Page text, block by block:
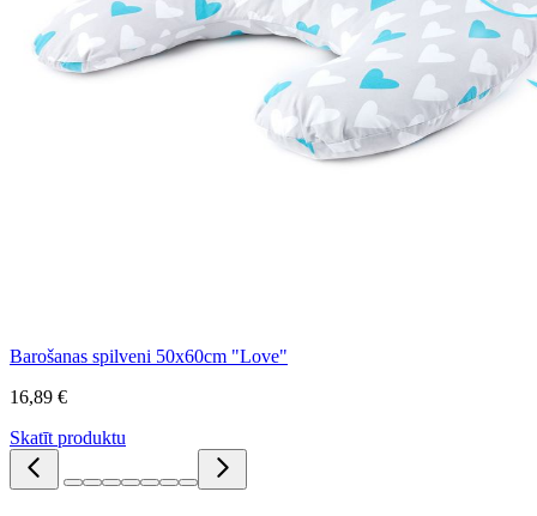
Barošanas spilveni 50x60cm "Love"
16,89 €
Skatīt produktu